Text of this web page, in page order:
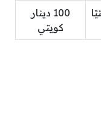
100 دينار
كويتي